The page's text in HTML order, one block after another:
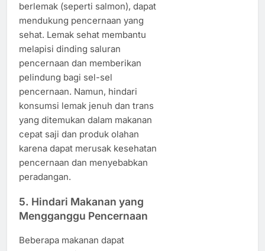
berlemak (seperti salmon), dapat
mendukung pencernaan yang
sehat. Lemak sehat membantu
melapisi dinding saluran
pencernaan dan memberikan
pelindung bagi sel-sel
pencernaan. Namun, hindari
konsumsi lemak jenuh dan trans
yang ditemukan dalam makanan
cepat saji dan produk olahan
karena dapat merusak kesehatan
pencernaan dan menyebabkan
peradangan.
5. Hindari Makanan yang
Mengganggu Pencernaan
Beberapa makanan dapat